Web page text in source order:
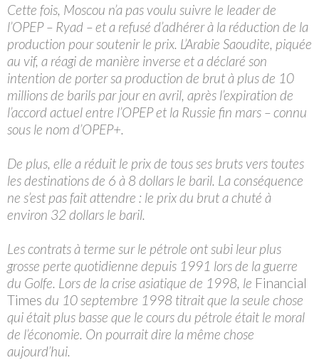
Cette fois, Moscou n’a pas voulu suivre le leader de
l’OPEP – Ryad – et a refusé d’adhérer à la réduction de la
production pour soutenir le prix. L’Arabie Saoudite, piquée
au vif, a réagi de manière inverse et a déclaré son
intention de porter sa production de brut à plus de 10
millions de barils par jour en avril, après l’expiration de
l’accord actuel entre l’OPEP et la Russie fin mars – connu
sous le nom d’OPEP+.
De plus, elle a réduit le prix de tous ses bruts vers toutes
les destinations de 6 à 8 dollars le baril. La conséquence
ne s’est pas fait attendre : le prix du brut a chuté à
environ 32 dollars le baril.
Les contrats à terme sur le pétrole ont subi leur plus
grosse perte quotidienne depuis 1991 lors de la guerre
du Golfe. Lors de la crise asiatique de 1998, le Financial
Times du 10 septembre 1998 titrait que la seule chose
qui était plus basse que le cours du pétrole était le moral
de l’économie. On pourrait dire la même chose
aujourd’hui.